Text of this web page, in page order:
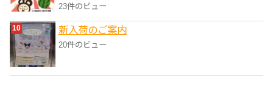
23件のビュー
新入荷のご案内
20件のビュー